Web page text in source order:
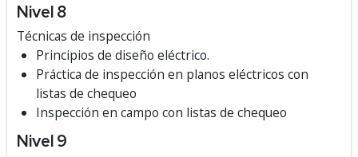
Nivel 8
Técnicas de inspección
Principios de diseño eléctrico.
Práctica de inspección en planos eléctricos con
listas de chequeo
Inspección en campo con listas de chequeo
Nivel 9